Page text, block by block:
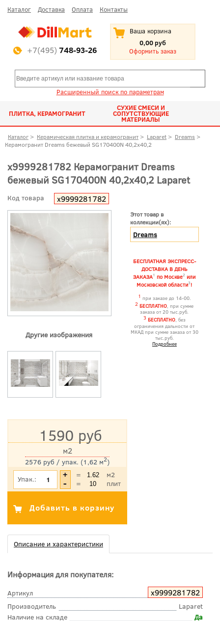
Каталог Доставка Оплата Контакты
+7(495) 748-93-26
Ваша корзина
0,00 руб
Оформить заказ
Расширенный поиск по параметрам
ПЛИТКА, КЕРАМОГРАНИТ
СУХИЕ СМЕСИ И
СОПУТСТВУЮЩИЕ
МАТЕРИАЛЫ
Каталог > Керамическая плитка и керамогранит > Laparet > Dreams >
Керамогранит Dreams бежевый SG170400N 40,2x40,2
х9999281782 Керамогранит Dreams
бежевый SG170400N 40,2x40,2 Laparet
Код товара х9999281782
Другие изображения
Этот товар в
коллекции(ях):
Dreams
БЕСПЛАТНАЯ ЭКСПРЕСС-
ДОСТАВКА В ДЕНЬ
ЗАКАЗА1 по Москве2 или
Московской области3!
1 при заказе до 14-00.
2 БЕСПЛАТНО, при сумме
заказа от 20 тыс.руб.
3 БЕСПЛАТНО, без
ограничения дальности от
МКАД при сумме заказа от 30
тыс.руб.
Подробнее
1590 руб
2576 руб / упак. (1,62 м2)
м2
*Цена указана с учетом НДС
Упак.: =
м2
=
плит
Описание и характеристики
Информация для покупателя:
Артикул х9999281782
Производитель
Laparet
Наличие на складе
Да